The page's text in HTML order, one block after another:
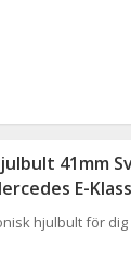
41mm
E-
hjulbult för